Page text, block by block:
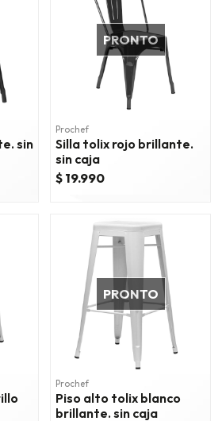
sin
PRONTO
Prochef
Silla tolix rojo brillante.
sin caja
$ 19.990
PRONTO
Prochef
Piso alto tolix blanco
brillante. sin caja